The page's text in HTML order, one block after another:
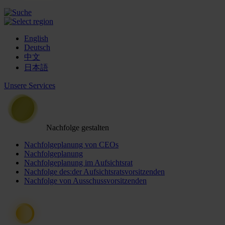
English
Deutsch
中文
日本語
Unsere Services
Nachfolge gestalten
Nachfolgeplanung von CEOs
Nachfolgeplanung
Nachfolgeplanung im Aufsichtsrat
Nachfolge des:der Aufsichtsratsvorsitzenden
Nachfolge von Ausschussvorsitzenden